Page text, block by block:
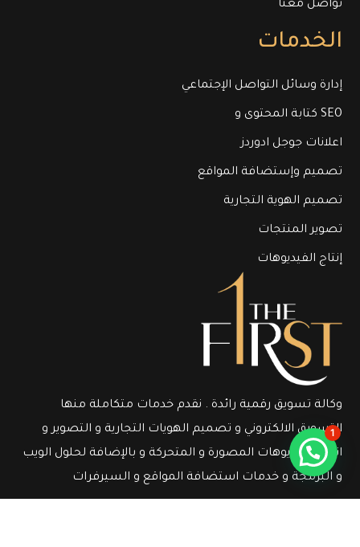
تواصل معنا
الخدمات
إدارة وسائل التواصل الإجتماعي
كتابة المحتوى و SEO
اعلانات جوجل ادوردز
تصميم وإستضافة المواقع
تصميم الهوية التجارية
تصوير المنتجات
إنتاج الفيديوهات
وكالة تسويق رقمية رائدة . نقدم خدمات متكاملة منها
التسويق الالكتروني و تصميم الهويات التجارية و التصوير و
انتاج الفيديوهات المصورة و المتحركة و بالإضافة لحلول الويب
و البرمجة و خدمات استضافة المواقع و السيرفرات
1